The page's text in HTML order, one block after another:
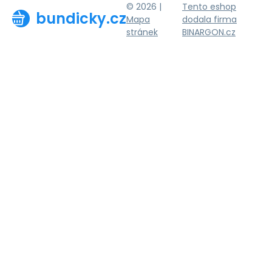
bundicky.cz
© 2026 |
Mapa
stránek
Tento eshop
dodala firma
BINARGON.cz